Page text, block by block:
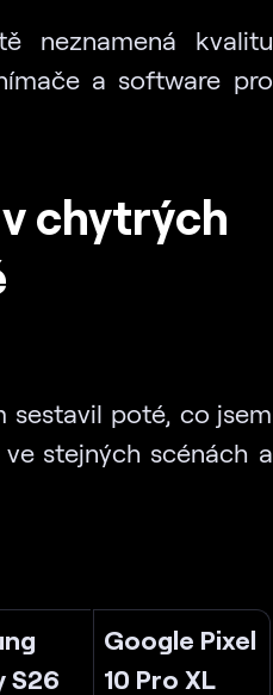
neznamená kvalitu
a software pro
chytrých
sestavil poté, co jsem
stejných scénách a
S26
Google Pixel
10 Pro XL